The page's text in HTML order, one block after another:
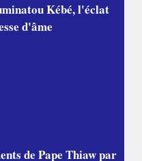
Kébé, l'éclat
d'âme
de Pape Thiaw par